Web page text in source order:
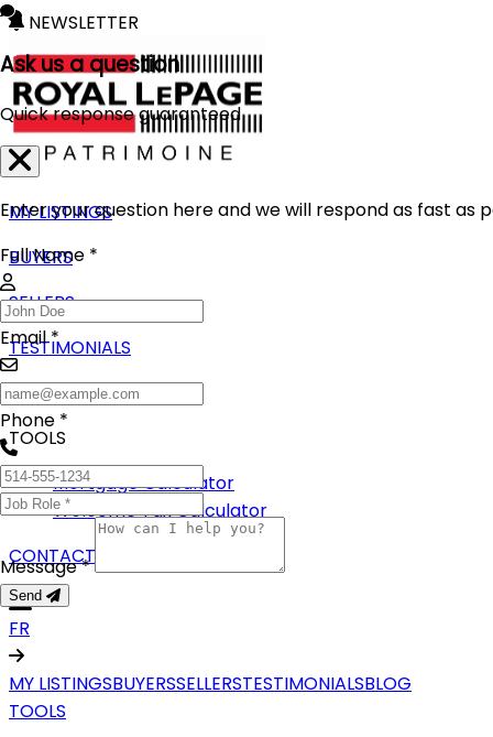
NEWSLETTER
MY LISTINGS
BUYERS
SELLERS
TESTIMONIALS
BLOG
TOOLS
Mortgage Calculator
Welcome Tax Calculator
CONTACT
FR
MY LISTINGSBUYERSSELLERSTESTIMONIALSBLOG
TOOLS
Ask us a question
Quick response guaranteed
Enter your question here and we will respond as fast as
Full Name *
Email *
Phone *
Message *
Send